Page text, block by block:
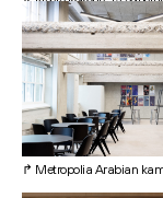
↱ Metropolia Arabian